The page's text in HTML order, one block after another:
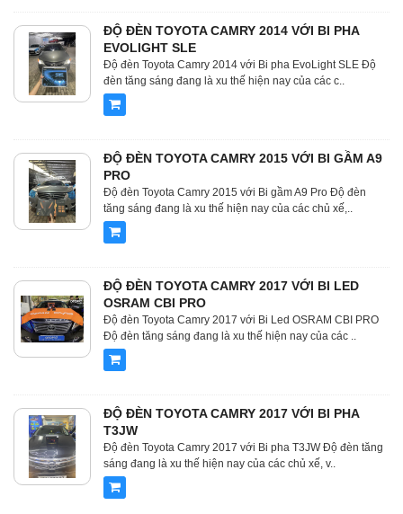
ĐỘ ĐÈN TOYOTA CAMRY 2014 VỚI BI PHA
EVOLIGHT SLE
Độ đèn Toyota Camry 2014 với Bi pha EvoLight SLE Độ
đèn tăng sáng đang là xu thế hiện nay của các c..
ĐỘ ĐÈN TOYOTA CAMRY 2015 VỚI BI GẦM A9
PRO
Độ đèn Toyota Camry 2015 với Bi gầm A9 Pro Độ đèn
tăng sáng đang là xu thế hiện nay của các chủ xế,..
ĐỘ ĐÈN TOYOTA CAMRY 2017 VỚI BI LED
OSRAM CBI PRO
Độ đèn Toyota Camry 2017 với Bi Led OSRAM CBI PRO
Độ đèn tăng sáng đang là xu thế hiện nay của các ..
ĐỘ ĐÈN TOYOTA CAMRY 2017 VỚI BI PHA
T3JW
Độ đèn Toyota Camry 2017 với Bi pha T3JW Độ đèn tăng
sáng đang là xu thế hiện nay của các chủ xế, v..